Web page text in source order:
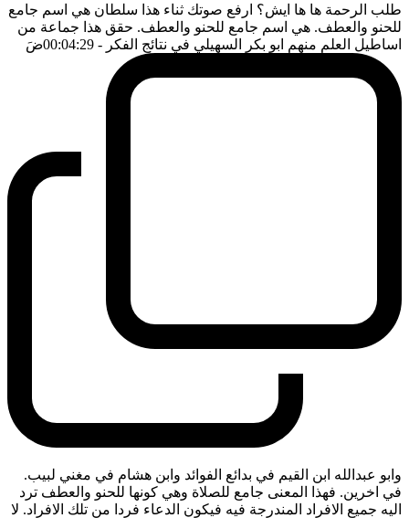
طلب الرحمة ها ها ايش؟ ارفع صوتك ثناء هذا سلطان هي اسم جامع
للحنو والعطف. هي اسم جامع للحنو والعطف. حقق هذا جماعة من
اساطيل العلم منهم ابو بكر السهيلي في نتائج الفكر - 00:04:29 ضَ
وابو عبدالله ابن القيم في بدائع الفوائد وابن هشام في مغني لبيب.
في اخرين. فهذا المعنى جامع للصلاة وهي كونها للحنو والعطف ترد
اليه جميع الافراد المندرجة فيه فيكون الدعاء فردا من تلك الافراد. لا